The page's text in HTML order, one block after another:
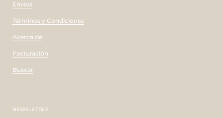
Envíos
Términos y Condiciones
Acerca de
Facturación
Buscar
NEWSLETTER